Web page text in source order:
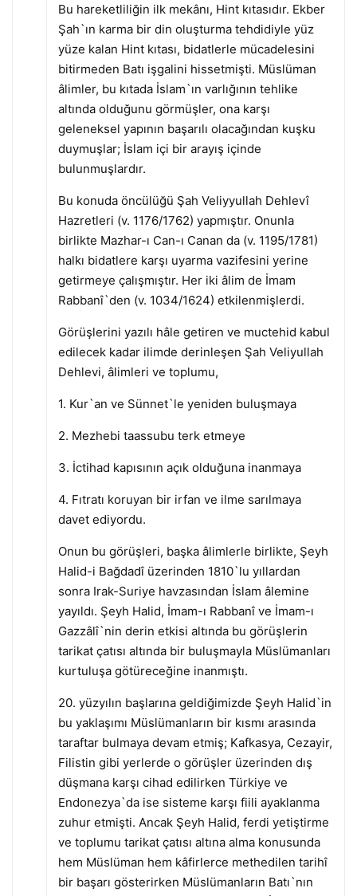
Bu hareketliliğin ilk mekânı, Hint kıtasıdır. Ekber
Şah`ın karma bir din oluşturma tehdidiyle yüz
yüze kalan Hint kıtası, bidatlerle mücadelesini
bitirmeden Batı işgalini hissetmişti. Müslüman
âlimler, bu kıtada İslam`ın varlığının tehlike
altında olduğunu görmüşler, ona karşı
geleneksel yapının başarılı olacağından kuşku
duymuşlar; İslam içi bir arayış içinde
bulunmuşlardır.
Bu konuda öncülüğü Şah Veliyyullah Dehlevî
Hazretleri (v. 1176/1762) yapmıştır. Onunla
birlikte Mazhar-ı Can-ı Canan da (v. 1195/1781)
halkı bidatlere karşı uyarma vazifesini yerine
getirmeye çalışmıştır. Her iki âlim de İmam
Rabbanî`den (v. 1034/1624) etkilenmişlerdi.
Görüşlerini yazılı hâle getiren ve muctehid kabul
edilecek kadar ilimde derinleşen Şah Veliyullah
Dehlevi, âlimleri ve toplumu,
1. Kur`an ve Sünnet`le yeniden buluşmaya
2. Mezhebi taassubu terk etmeye
3. İctihad kapısının açık olduğuna inanmaya
4. Fıtratı koruyan bir irfan ve ilme sarılmaya
davet ediyordu.
Onun bu görüşleri, başka âlimlerle birlikte, Şeyh
Halid-i Bağdadî üzerinden 1810`lu yıllardan
sonra Irak-Suriye havzasından İslam âlemine
yayıldı. Şeyh Halid, İmam-ı Rabbanî ve İmam-ı
Gazzâlî`nin derin etkisi altında bu görüşlerin
tarikat çatısı altında bir buluşmayla Müslümanları
kurtuluşa götüreceğine inanmıştı.
20. yüzyılın başlarına geldiğimizde Şeyh Halid`in
bu yaklaşımı Müslümanların bir kısmı arasında
taraftar bulmaya devam etmiş; Kafkasya, Cezayir,
Filistin gibi yerlerde o görüşler üzerinden dış
düşmana karşı cihad edilirken Türkiye ve
Endonezya`da ise sisteme karşı fiili ayaklanma
zuhur etmişti. Ancak Şeyh Halid, ferdi yetiştirme
ve toplumu tarikat çatısı altına alma konusunda
hem Müslüman hem kâfirlerce methedilen tarihî
bir başarı gösterirken Müslümanların Batı`nın